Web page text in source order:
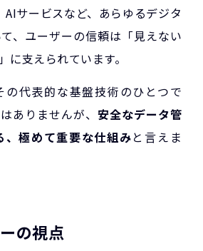
AIサービスなど、あらゆるデジタ
、ユーザーの信頼は「見えない
に支えられています。
の代表的な基盤技術のひとつで
ありませんが、 安全なデータ管
、極めて重要な仕組みと言えま
の視点